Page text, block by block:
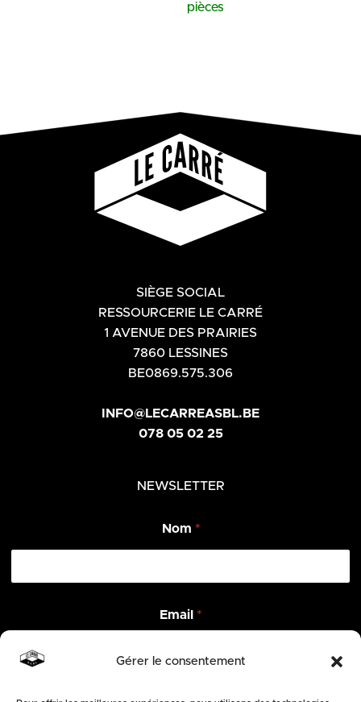
Gérer le consentement
pièces
SIÈGE SOCIAL
RESSOURCERIE LE CARRÉ
1 AVENUE DES PRAIRIES
7860 LESSINES
BE0869.575.306
INFO@LECARREASBL.BE
078 05 02 25
NEWSLETTER
Nom *
o
m
*
Email *